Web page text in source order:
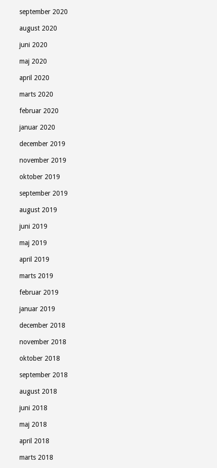
september 2020
august 2020
juni 2020
maj 2020
april 2020
marts 2020
februar 2020
januar 2020
december 2019
november 2019
oktober 2019
september 2019
august 2019
juni 2019
maj 2019
april 2019
marts 2019
februar 2019
januar 2019
december 2018
november 2018
oktober 2018
september 2018
august 2018
juni 2018
maj 2018
april 2018
marts 2018